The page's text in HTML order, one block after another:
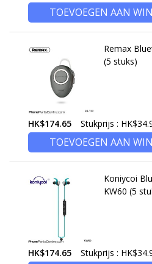
TOEVOEGEN AAN
Remax
(5 stuks)
HK$174.65 Stukprijs :
TOEVOEGEN AAN
Koniycoi
KW60 (5
HK$174.65 Stukprijs :